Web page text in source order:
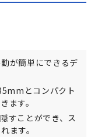
が簡単にできるデ
とコンパクト
ます。
すことができ、ス
ます。